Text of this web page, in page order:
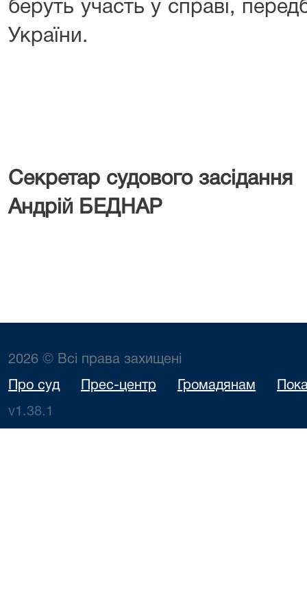
беруть участь у справі,
України.
Секретар судового
Андрій БЕДНАР
2026 © Всі права захищені
Про суд Прес-центр Громадянам
v1.38.1